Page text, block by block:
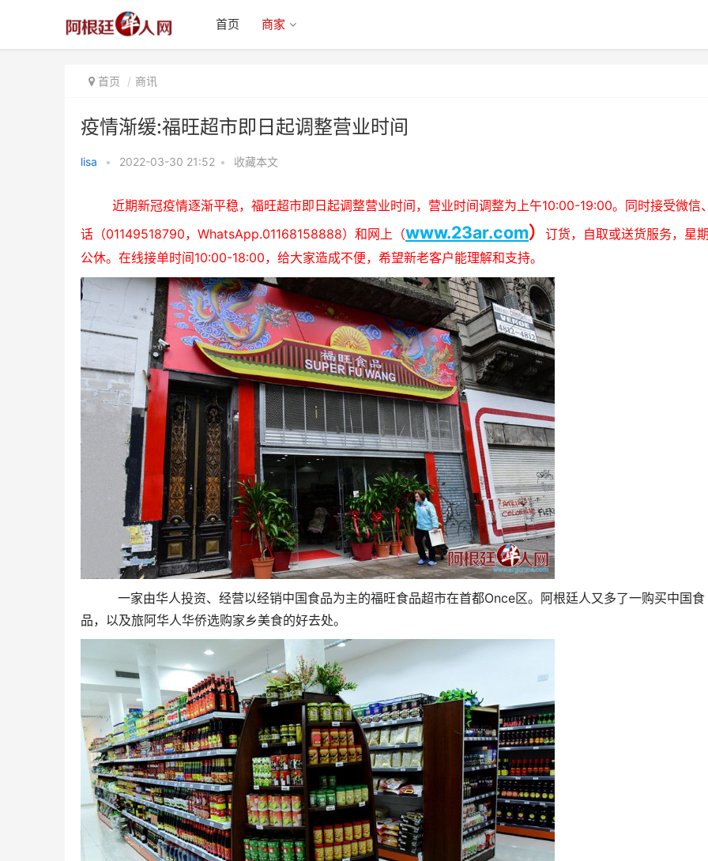
首页 商家
首页 商讯
疫情渐缓:福旺超市即日起调整营业时间
lisa • 2022-03-30 21:52 • 收藏本文
近期新冠疫情逐渐平稳，福旺超市即日起调整营业时间，营业时间调整为上午10:00-19:00。同时接受微信
话（01149518790，WhatsApp.01168158888）和网上（www.23ar.com）
订货，自取或送货服务，星
公休。在线接单时间10:00-18:00，给大家造成不便，希望新老客户能理解和支持。
一家由华人投资、经营以经销中国食品为主的福旺食品超市在首都Once区。阿根廷人又多了一购买中国食
品，以及旅阿华人华侨选购家乡美食的好去处。